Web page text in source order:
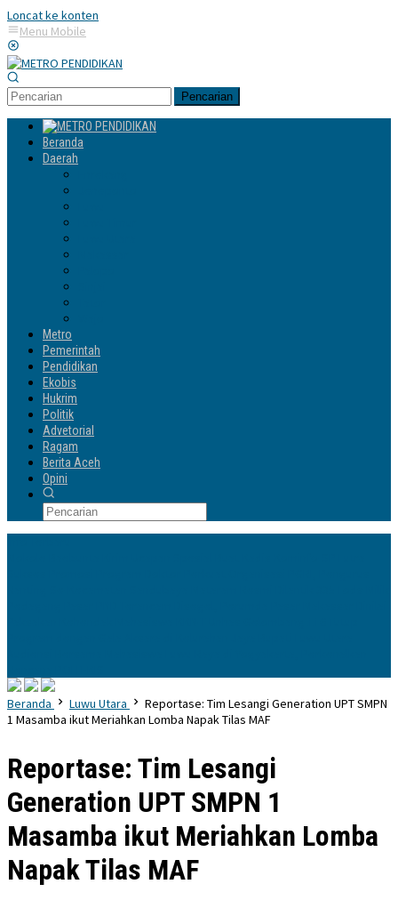
Loncat ke konten
Menu Mobile
Pencarian
Beranda
Daerah
Metro
Pemerintah
Pendidikan
Ekobis
Hukrim
Politik
Advetorial
Ragam
Berita Aceh
Opini
Beranda Luwu Utara
Reportase: Tim Lesangi Generation UPT SMPN
1 Masamba ikut Meriahkan Lomba Napak Tilas MAF
Reportase: Tim Lesangi
Generation UPT SMPN 1
Masamba ikut Meriahkan Lomba
Napak Tilas MAF